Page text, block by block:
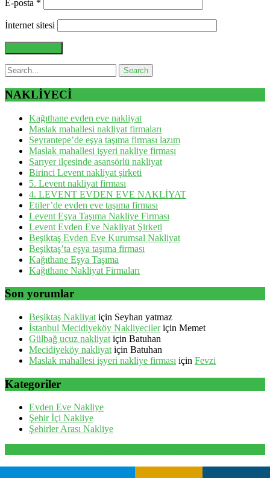
E-posta *
İnternet sitesi
NAKLİYECİ
Kağıthane evden eve nakliyat
Maslak mahallesi nakliyat firmaları
Seyrantepe’de eşya taşıma firması lazım
Maslak mahallesi işyeri nakliye firması
Sarıyer ilçesinde asansörlü nakliyat
Birinci Levent nakliyat şirketi
5. Levent nakliyat firması
4. LEVENT EVDEN EVE NAKLİYAT
Etiler’de evden eve taşıma firması
Levent Eşya Taşıma Nakliye Firması
Levent Evden Eve Nakliyat Şirketi
Beşiktaş Evden Eve Kurumsal Nakliyat
Beşiktaş’ta eşya taşıma firması
Kağıthane Eşya Taşıma
Kağıthane Nakliyat Firmaları
Son yorumlar
Beşiktaş Nakliyat için Seyhan yatmaz
İstanbul Mecidiyeköy Nakliyecileriçin Memet
Gülbağ ucuz nakliyat için Batuhan
Mecidiyeköy nakliyat için Batuhan
Maslak mahallesi işyeri nakliye firması için Fevzi
Kategoriler
Evden Eve Nakliye
Şehir İçi Nakliye
Şehirler Arası Nakliye